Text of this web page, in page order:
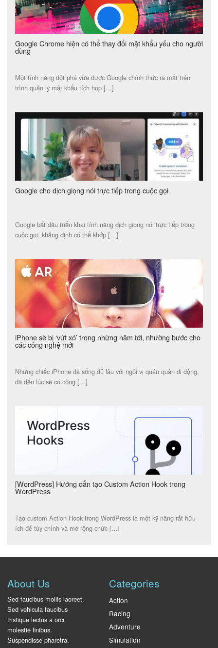
Google Chrome hiện có thể thay đổi mật khẩu yếu cho người
dùng
Một tính năng đột phá vừa được Google chính thức ra mắt trên
trình quản lý mật khẩu tích hợp […]
Google cho dịch giọng nói trực tiếp trong cuộc gọi
Google bắt dầu triển khai tính năng dịch giọng nói trực tiếp trong
cuộc gọi, khẳng định có thể khớp […]
iPhone sẽ bị ‘vứt xó’ trong những năm tới, nhường bước cho
các công nghệ mới
Những chiếc iPhone đã sống đủ lâu với ngôi vị quán quân di động,
đã đến lúc sẽ có công […]
[WordPress] Hướng dẫn tạo Custom Action Hook trong
WordPress
Tạo custom Action Hook trong WordPress là một kỹ năng rất hữu
ích để tùy chỉnh và mở rộng chức […]
About Us
Sed faucibus mollis laoreet.
Sed vehicula faucibus
tristique lectus a orci
molestie finibus.
Suspendisse pharetra,
Categories
Action
Racing
Adventure
Simulation